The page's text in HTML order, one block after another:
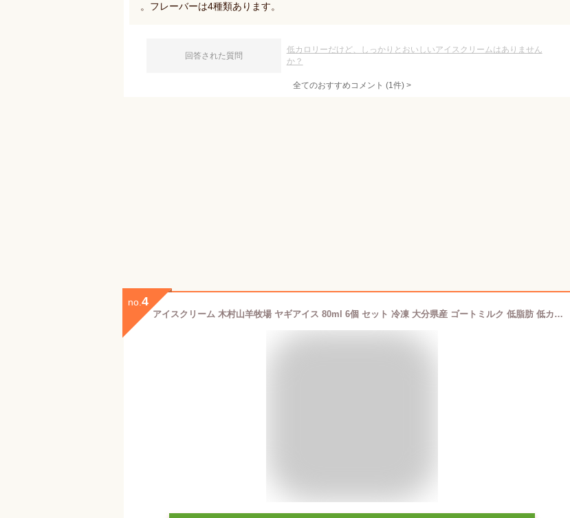
。フレーバーは4種類あります。
回答された質問
低カロリーだけど、しっかりとおいしいアイスクリームはありません
か？
全てのおすすめコメント (1件) >
no. 4
アイスクリーム 木村山羊牧場 ヤギアイス 80ml 6個 セット 冷凍 大分県産 ゴートミルク 低脂肪 低カロリー 国産 ヤギ乳 氷菓 冷凍食品